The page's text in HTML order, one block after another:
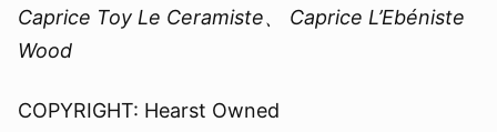
Caprice Toy Le Ceramiste、 Caprice L’Ebéniste
Wood
COPYRIGHT: Hearst Owned